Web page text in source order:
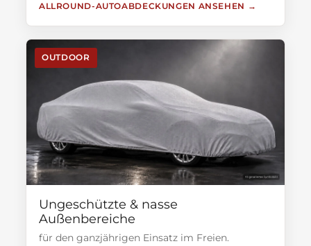
ALLROUND-AUTOABDECKUNGEN ANSEHEN
OUTDOOR
Ungeschützte & nasse
Außenbereiche
für den ganzjährigen Einsatz im Freien.